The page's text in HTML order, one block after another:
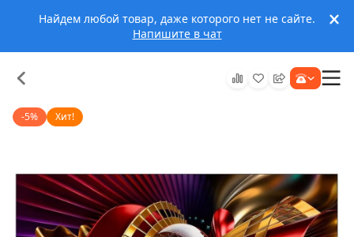
Найдем любой товар, даже которого нет не сайте.
Напишите в чат
-5% Хит!